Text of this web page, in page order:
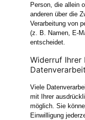
Person, die allein
anderen über die
Verarbeitung von
(z. B. Namen, E-
entscheidet.
Widerruf Ihrer
Viele
mit Ihrer
möglich. Sie
Einwilligung